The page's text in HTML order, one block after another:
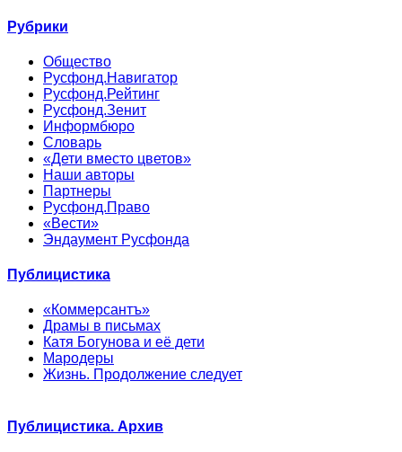
Рубрики
Общество
Русфонд.Навигатор
Русфонд.Рейтинг
Русфонд.Зенит
Информбюро
Словарь
«Дети вместо цветов»
Наши авторы
Партнеры
Русфонд.Право
«Вести»
Эндаумент Русфонда
Публицистика
«Коммерсантъ»
Драмы в письмах
Катя Богунова и её дети
Мародеры
Жизнь. Продолжение следует
Публицистика. Архив